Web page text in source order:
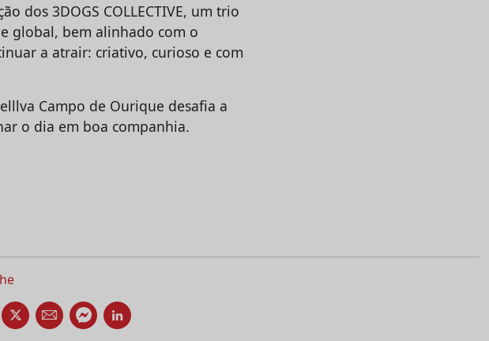
dos 3DOGS COLLECTIVE, um trio
global, bem alinhado com o
a atrair: criativo, curioso e com
Campo de Ourique desafia a
o dia em boa companhia.